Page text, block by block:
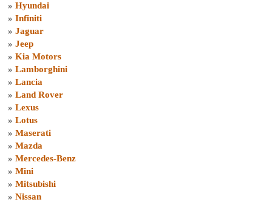
» Hyundai
» Infiniti
» Jaguar
» Jeep
» Kia Motors
» Lamborghini
» Lancia
» Land Rover
» Lexus
» Lotus
» Maserati
» Mazda
» Mercedes-Benz
» Mini
» Mitsubishi
» Nissan